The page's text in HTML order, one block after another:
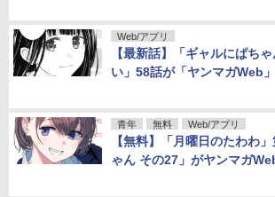
Web/アプリ
【最新話】「ギャルにぱち
い」58話が「ヤンマガWeb
青年 無料 Web/アプリ
【無料】「月曜日のたわわ
ゃん その27」がヤンマガ